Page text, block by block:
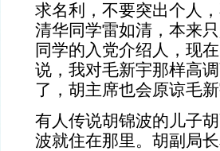
求名利，不要突出个人
清华同学雷如清，本来
同学的入党介绍人，现
说，我对毛新宇那样高
了，胡主席也会原谅毛
有人传说胡锦波的儿子
波就住在那里。胡副局